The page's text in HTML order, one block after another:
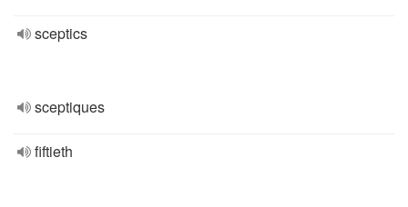
sceptics
sceptiques
fiftieth